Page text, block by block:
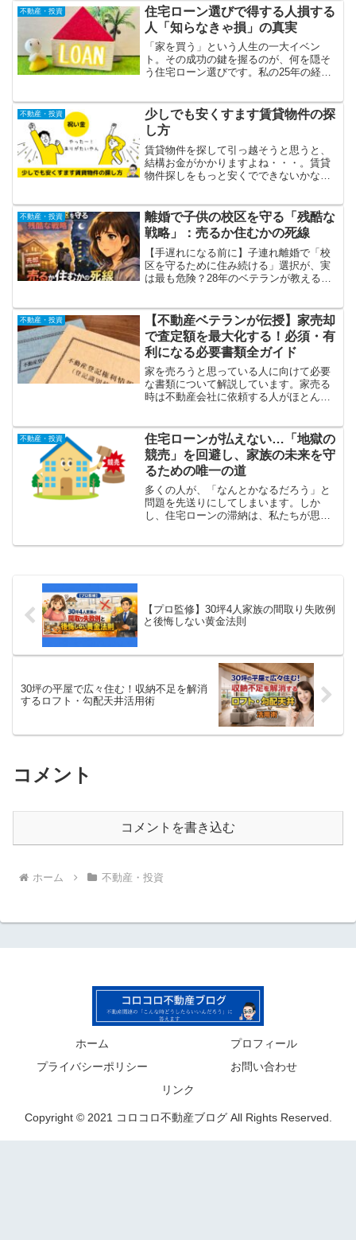
前に、正しい売却ルートを確認してくだ
さい。
不動産・投資
住宅ローン選びで得する人損する
人「知らなきゃ損」の真実
「家を買う」という人生の一大イベン
ト。その成功の鍵を握るのが、何を隠そ
う住宅ローン選びです。私の25年の経験
「住宅ローン損する人」にならないため
の戦略を徹底解説します。
不動産・投資
少しでも安くすます賃貸物件の探
し方
賃貸物件を探して引っ越そうと思うと、
結構お金がかかりますよね・・・。賃貸
物件探しをもっと安くでできないかなぁ
ので、利用してもらったら得するサイト
があるんです。
不動産・投資
離婚で子供の校区を守る「残酷な
戦略」：売るか住むかの死線
【手遅れになる前に】子連れ離婚で「校
区を守るために住み続ける」選択が、実
は最も危険？28年のベテランが教える、
あなたの家の「本当の価値」を知ること
から始めてください。
不動産・投資
【不動産ベテランが伝授】家売却
で査定額を最大化する！必須・有
利になる必要書類全ガイド
家を売ろうと思っている人に向けて必要
な書類について解説しています。家売る
時は不動産会社に依頼する人がほとんど
書類とはどんなものなのか知っておきま
しょう。
不動産・投資
住宅ローンが払えない…「地獄の
競売」を回避し、家族の未来を守
るための唯一の道
多くの人が、「なんとかなるだろう」と
問題を先送りにしてしまいます。しか
し、住宅ローンの滞納は、私たちが思う
【プロ監修】30坪4人家族の間取り失敗例
と後悔しない黄金法則
30坪の平屋で広々住む！収納不足を解消
するロフト・勾配天井活用術
コメント
コメントを書き込む
ホーム 不動産・投資
ホーム
プロフィール
プライバシーポリシー
お問い合わせ
リンク
Copyright © 2021 コロコロ不動産ブログ All Rights Reserved.